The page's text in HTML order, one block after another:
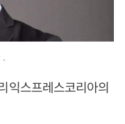
.
익스프레스코리아의